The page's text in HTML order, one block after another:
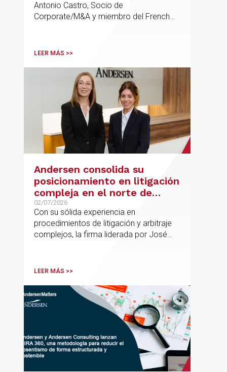
Antonio Castro, Socio de
Corporate/M&A y miembro del French
españolas que combinan los sectores
LEER MÁS >>
Andersen consolida su
posicionamiento en litigación
compleja en el norte de
España con la incorporación
de Rebeca Larena
02/07/2026
Con su sólida experiencia en
procedimientos de litigación y arbitraje
complejos, la firma liderada por José
posicionamiento en asesoramiento
LEER MÁS >>